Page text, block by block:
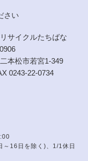
さい
サイクルたちばな
本松市若宮1-349
0243-22-0734
～16日を除く)、1/1休日